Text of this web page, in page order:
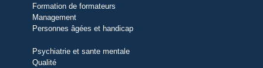
Formation de formateurs
Management
Personnes âgées et handicap
Psychiatrie et sante mentale
Qualité